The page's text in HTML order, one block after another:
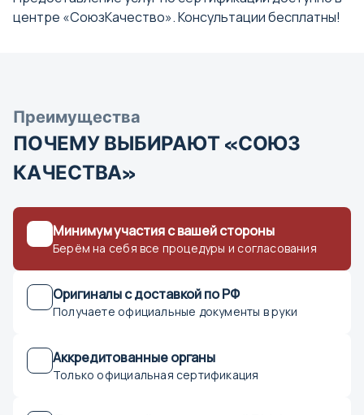
центре «СоюзКачество». Консультации бесплатны!
Преимущества
ПОЧЕМУ ВЫБИРАЮТ «СОЮЗ
КАЧЕСТВА»
Минимум участия с вашей стороны
Берём на себя все процедуры и согласования
Оригиналы с доставкой по РФ
Получаете официальные документы в руки
Аккредитованные органы
Только официальная сертификация
Армавир
Б
Барнаул
Белгород
Биробиджан
Благовещенск
Брянск
Великий Новгород
Владивосток